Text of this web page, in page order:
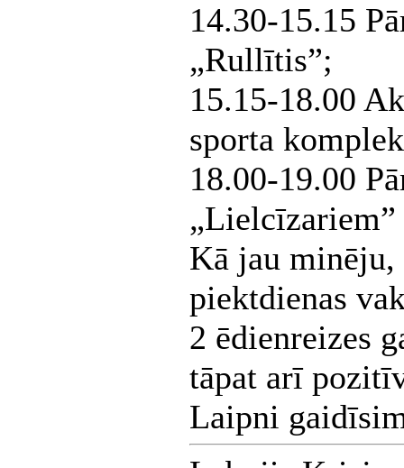
14.30-15.15
„Rullītis”;
15.15-18.00
sporta
18.00-19.00
„Lielcīzariem”
Kā jau minēju,
piektdienas
2 ēdienreizes
tāpat arī
Laipni